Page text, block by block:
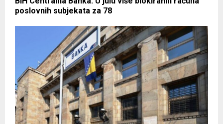
poslovnih subjekata za 78